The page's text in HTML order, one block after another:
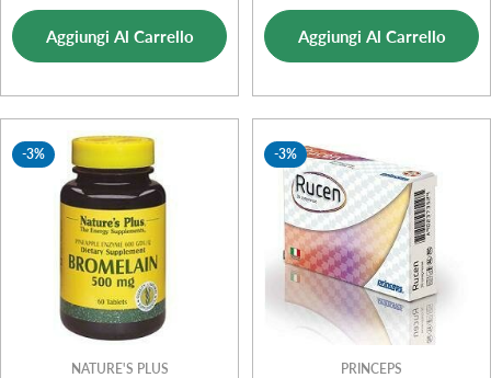
vendita
Aggiungi Al Carrello
di
vendita
normale
Aggiungi Al Carrello
-3%
NATURE'S PLUS
-3%
PRINCEPS